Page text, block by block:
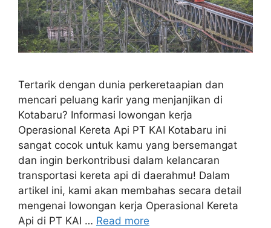
Tertarik dengan dunia perkeretaapian dan
mencari peluang karir yang menjanjikan di
Kotabaru? Informasi lowongan kerja
Operasional Kereta Api PT KAI Kotabaru ini
sangat cocok untuk kamu yang bersemangat
dan ingin berkontribusi dalam kelancaran
transportasi kereta api di daerahmu! Dalam
artikel ini, kami akan membahas secara detail
mengenai lowongan kerja Operasional Kereta
Api di PT KAI … Read more